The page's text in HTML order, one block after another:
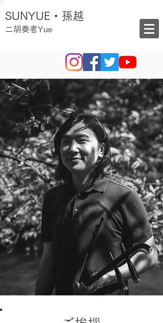
SUNYUE・孫越
二胡奏者Yue